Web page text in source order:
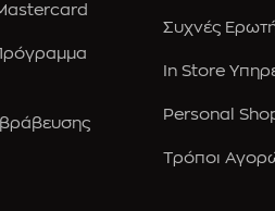
Συχνές
In Store
Personal
Τρόποι